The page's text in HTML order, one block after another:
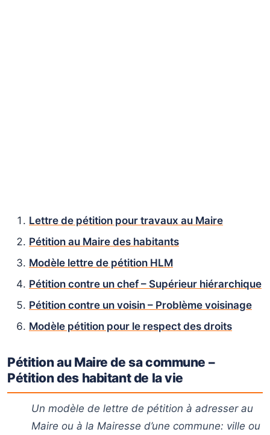
Lettre de pétition pour travaux au Maire
Pétition au Maire des habitants
Modèle lettre de pétition HLM
Pétition contre un chef – Supérieur hiérarchique
Pétition contre un voisin – Problème voisinage
Modèle pétition pour le respect des droits
Pétition au Maire de sa commune –
Pétition des habitant de la vie
Un modèle de lettre de pétition à adresser au
Maire ou à la Mairesse d’une commune: ville ou